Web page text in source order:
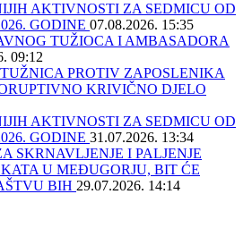
AKTIVNOSTI ZA SEDMICU OD
GODINE 07.08.2026. 15:35
TUŽIOCA I AMBASADORA
09:12
PROTIV ZAPOSLENIKA
KRIVIČNO DJELO
AKTIVNOSTI ZA SEDMICU OD
GODINE 31.07.2026. 13:34
SKRNAVLJENJE I PALJENJE
U MEĐUGORJU, BIT ĆE
BIH 29.07.2026. 14:14